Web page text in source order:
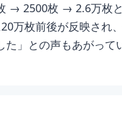
→ 2500枚 → 2.6万枚
万枚前後が反映され
」との声もあがって